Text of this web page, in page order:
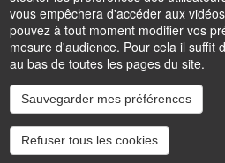
InstagramLinkedIn
Accessibilité :
vous empêchera d'accéder aux
pouvez à tout moment modifier vos
mesure d'audience. Pour cela il suffit
au bas de toutes les pages du site.
Sauvegarder mes préférences
Refuser tous les cookies